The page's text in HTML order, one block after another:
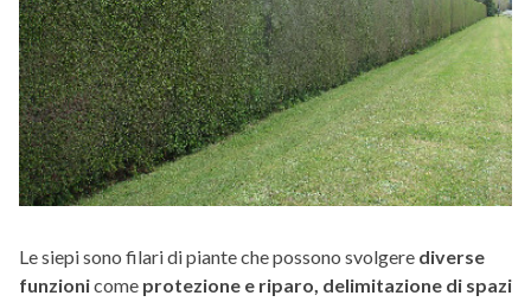
Le siepi sono filari di piante che possono svolgere diverse
funzionicome protezione e riparo, delimitazione di spazi